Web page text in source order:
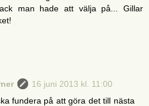
man hade att välja på... Gillar
16 juni 2013 kl. 11:00
fundera på att göra det till nästa